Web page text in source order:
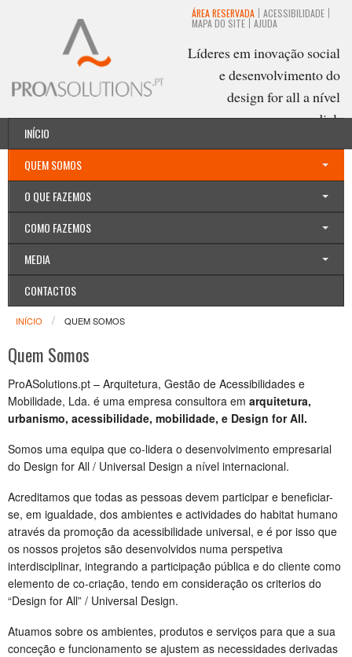
ÁREA RESERVADA ACESSIBILIDADE
MAPA DO SITE AJUDA
Líderes em inovação social
e desenvolvimento do
design for all a nível
mundial.
Português
INÍCIO
QUEM SOMOS
O QUE FAZEMOS
COMO FAZEMOS
MEDIA
CONTACTOS
INÍCIO QUEM SOMOS
Quem Somos
ProASolutions.pt – Arquitetura, Gestão de Acessibilidades e
Mobilidade, Lda. é uma empresa consultora em arquitetura,
urbanismo, acessibilidade, mobilidade, e Design for All.
Somos uma equipa que co-lidera o desenvolvimento empresarial
do Design for All / Universal Design a nível internacional.
Acreditamos que todas as pessoas devem participar e beneficiar-
se, em igualdade, dos ambientes e actividades do habitat humano
através da promoção da acessibilidade universal, e é por isso que
os nossos projetos são desenvolvidos numa perspetiva
interdisciplinar, integrando a participação pública e do cliente como
elemento de co-criação, tendo em consideração os criterios do
“Design for All” / Universal Design.
Atuamos sobre os ambientes, produtos e serviços para que a sua
conceção e funcionamento se ajustem as necessidades derivadas